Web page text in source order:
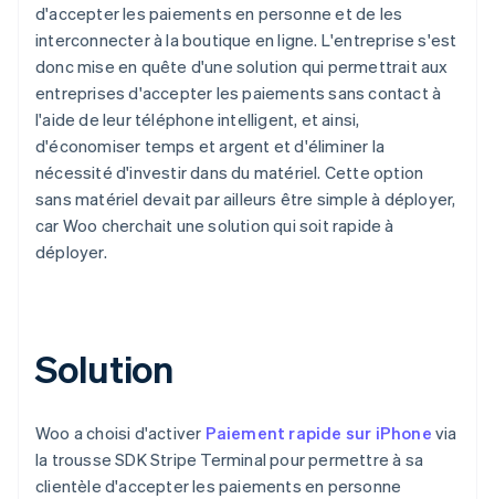
d'accepter les paiements en personne et de les
interconnecter à la boutique en ligne. L'entreprise s'est
donc mise en quête d'une solution qui permettrait aux
entreprises d'accepter les paiements sans contact à
l'aide de leur téléphone intelligent, et ainsi,
d'économiser temps et argent et d'éliminer la
nécessité d'investir dans du matériel. Cette option
sans matériel devait par ailleurs être simple à déployer,
car Woo cherchait une solution qui soit rapide à
déployer.
Solution
Woo a choisi d'activer Paiement rapide sur iPhone via
la trousse SDK Stripe Terminal pour permettre à sa
clientèle d'accepter les paiements en personne